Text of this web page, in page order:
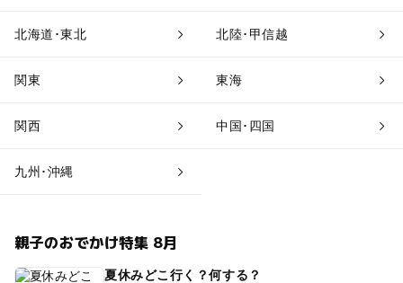
北海道･東北 北陸･甲信越
関東 東海
関西 中国･四国
九州･沖縄
親子のおでかけ特集 8月
夏休みどこ行く？何する？